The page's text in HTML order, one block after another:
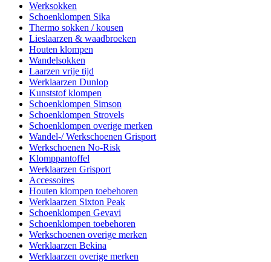
Werksokken
Schoenklompen Sika
Thermo sokken / kousen
Lieslaarzen & waadbroeken
Houten klompen
Wandelsokken
Laarzen vrije tijd
Werklaarzen Dunlop
Kunststof klompen
Schoenklompen Simson
Schoenklompen Strovels
Schoenklompen overige merken
Wandel-/ Werkschoenen Grisport
Werkschoenen No-Risk
Klomppantoffel
Werklaarzen Grisport
Accessoires
Houten klompen toebehoren
Werklaarzen Sixton Peak
Schoenklompen Gevavi
Schoenklompen toebehoren
Werkschoenen overige merken
Werklaarzen Bekina
Werklaarzen overige merken